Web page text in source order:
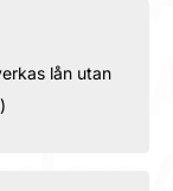
lån utan